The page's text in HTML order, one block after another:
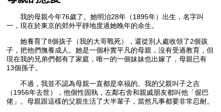
我的母親今年76歲了。她明治28年（1895年）出生，名字叫
一，現在於東京的郊外平靜地度過她晚年的余生。
她養育了8個孩子（我的大哥戰死），還從別人處收領了2個孩
子，把他們撫養成人。她是一個朴實平凡的母親，沒有受過教育，但
現在我的兄弟們都有了家庭，唯一的一個妹妹也出嫁了，母親已有
13個孫子。
不過，我並不認為母親一直都是幸福的。我的父親叫子之吉
（1956年去世），他個性固執，左鄰右舍和親戚朋友都叫他「倔巴
佬」。母親跟這樣的父親生活了大半輩子，當然凡事都要非常忍耐。